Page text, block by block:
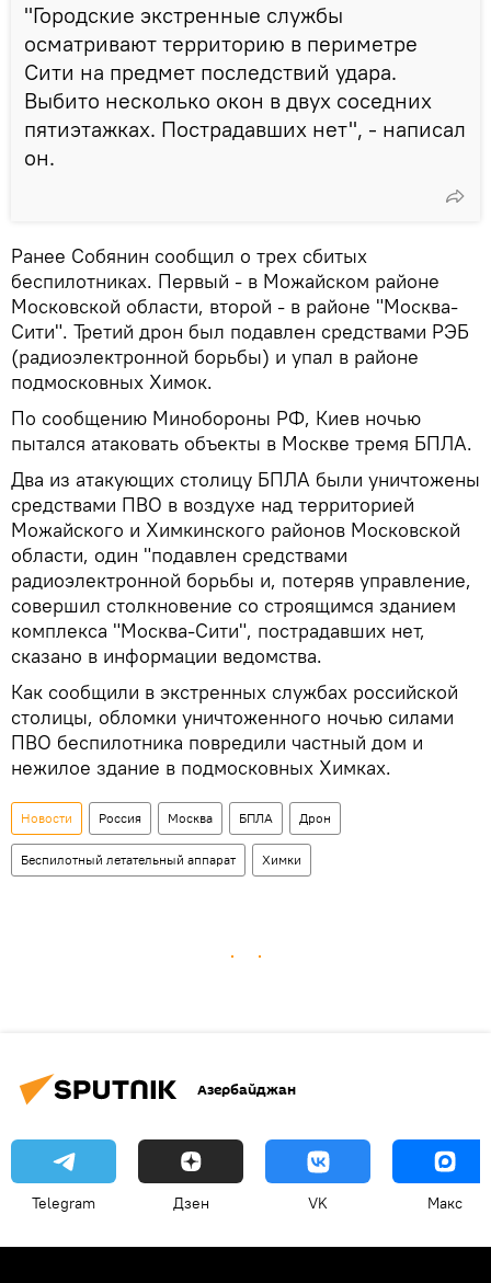
"Городские экстренные службы
осматривают территорию в периметре
Сити на предмет последствий удара.
Выбито несколько окон в двух соседних
пятиэтажках. Пострадавших нет", - написал
он.
Ранее Собянин сообщил о трех сбитых
беспилотниках. Первый - в Можайском районе
Московской области, второй - в районе "Москва-
Сити". Третий дрон был подавлен средствами РЭБ
(радиоэлектронной борьбы) и упал в районе
подмосковных Химок.
По сообщению Минобороны РФ, Киев ночью
пытался атаковать объекты в Москве тремя БПЛА.
Два из атакующих столицу БПЛА были уничтожены
средствами ПВО в воздухе над территорией
Можайского и Химкинского районов Московской
области, один "подавлен средствами
радиоэлектронной борьбы и, потеряв управление,
совершил столкновение со строящимся зданием
комплекса "Москва-Сити", пострадавших нет,
сказано в информации ведомства.
Как сообщили в экстренных службах российской
столицы, обломки уничтоженного ночью силами
ПВО беспилотника повредили частный дом и
нежилое здание в подмосковных Химках.
Новости Россия Москва БПЛА Дрон
Беспилотный летательный аппарат Химки
Азербайджан
Telegram Дзен VK Макс